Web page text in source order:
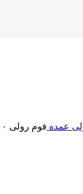
عمده فوم رولی ۱۰ میل ۵۰ متری